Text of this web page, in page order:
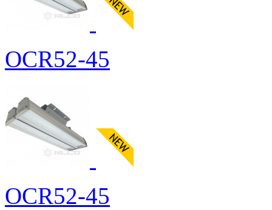
OCR52-45
OCR52-45